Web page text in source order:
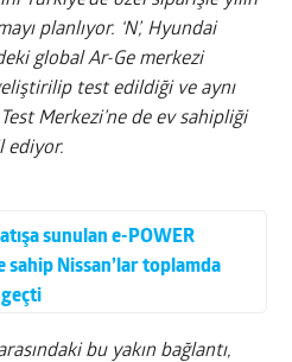
planlıyor. ‘N’, Hyundai
global Ar-Ge merkezi
test edildiği ve aynı
Merkezi’ne de ev sahipliği
ediyor.
sunulan e-POWER
sahip Nissan’lar toplamda
bu yakın bağlantı,